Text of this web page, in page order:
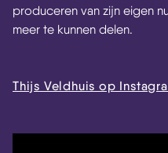
produceren van zijn eigen
meer te kunnen delen.
Thijs Veldhuis op